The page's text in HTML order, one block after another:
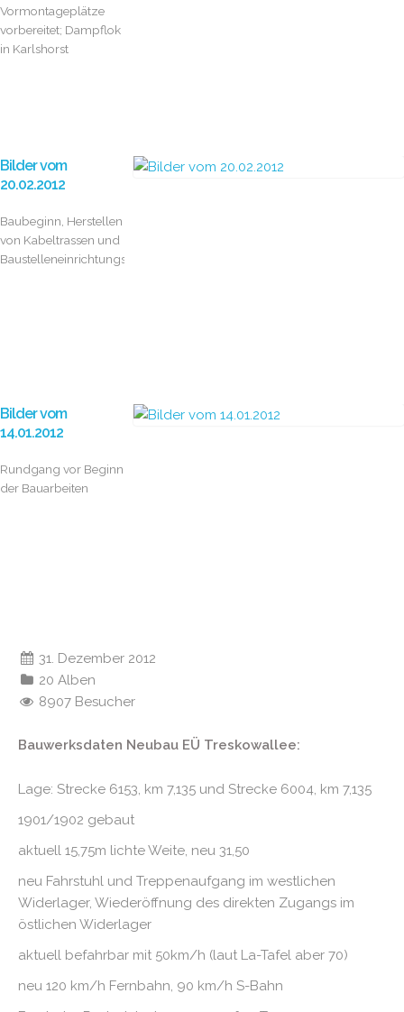
Vormontageplätze
vorbereitet; Dampflok
in Karlshorst
Bilder vom
20.02.2012
Baubeginn, Herstellen
von Kabeltrassen und
Baustelleneinrichtungsflächen
Bilder vom
14.01.2012
Rundgang vor Beginn
der Bauarbeiten
31. Dezember 2012
20 Alben
8907 Besucher
Bauwerksdaten Neubau EÜ Treskowallee:
Lage: Strecke 6153, km 7,135 und Strecke 6004, km 7,135
1901/1902 gebaut
aktuell 15,75m lichte Weite, neu 31,50
neu Fahrstuhl und Treppenaufgang im westlichen
Widerlager, Wiederöffnung des direkten Zugangs im
östlichen Widerlager
aktuell befahrbar mit 50km/h (laut La-Tafel aber 70)
neu 120 km/h Fernbahn, 90 km/h S-Bahn